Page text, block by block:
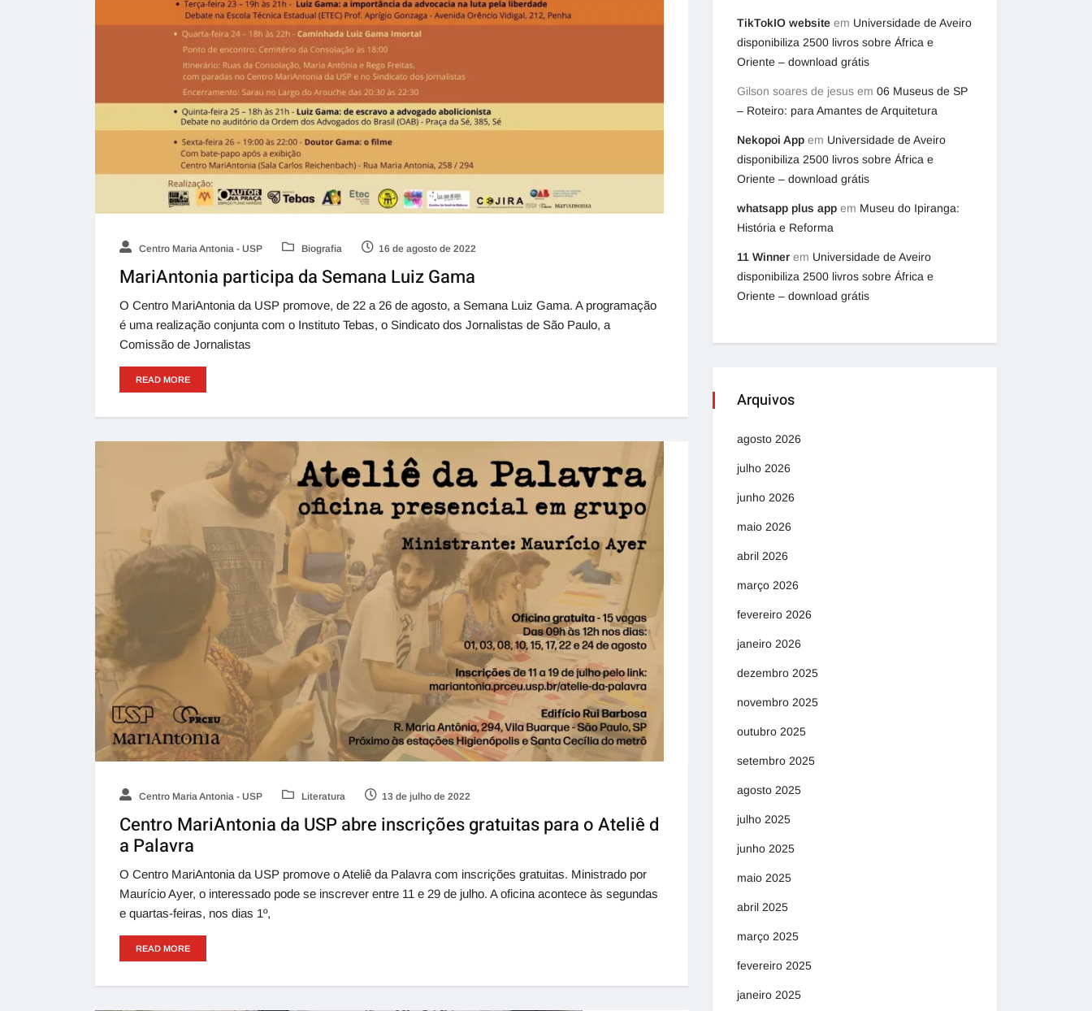
Centro Maria Antonia - USP Biografia 16 de agosto de 2022
MariAntonia participa da Semana Luiz Gama
O Centro MariAntonia da USP promove, de 22 a 26 de agosto, a Semana Luiz Gama. A programação
é uma realização conjunta com o Instituto Tebas, o Sindicato dos Jornalistas de São Paulo, a
Comissão de Jornalistas
READ MORE
Centro Maria Antonia - USP Literatura 13 de julho de 2022
Centro MariAntonia da USP abre inscrições gratuitas para o Ateliê d
a Palavra
O Centro MariAntonia da USP promove o Ateliê da Palavra com inscrições gratuitas. Ministrado por
Maurício Ayer, o interessado pode se inscrever entre 11 e 29 de julho. A oficina acontece às segundas
e quartas-feiras, nos dias 1º,
READ MORE
TikTokIO website em Universidade de Aveiro
disponibiliza 2500 livros sobre África e
Oriente – download grátis
Gilson soares de jesus em 06 Museus de SP
– Roteiro: para Amantes de Arquitetura
Nekopoi App em Universidade de Aveiro
disponibiliza 2500 livros sobre África e
Oriente – download grátis
whatsapp plus app em Museu do Ipiranga:
História e Reforma
11 Winner em Universidade de Aveiro
disponibiliza 2500 livros sobre África e
Oriente – download grátis
Arquivos
agosto 2026
julho 2026
junho 2026
maio 2026
abril 2026
março 2026
fevereiro 2026
janeiro 2026
dezembro 2025
novembro 2025
outubro 2025
setembro 2025
agosto 2025
julho 2025
junho 2025
maio 2025
abril 2025
março 2025
fevereiro 2025
janeiro 2025